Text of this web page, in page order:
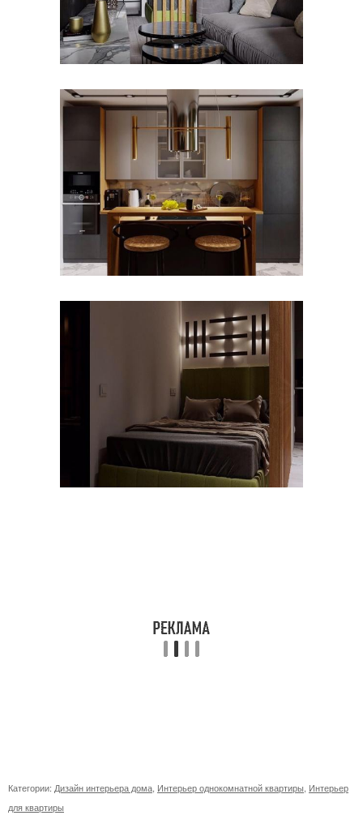
Категории: Дизайн интерьера дома Интерьер однокомнатной квартиры Интерьер
для квартиры